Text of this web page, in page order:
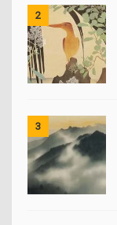
2
3